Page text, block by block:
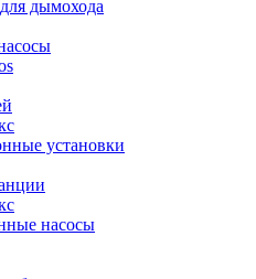
дымохода
установки
насосы